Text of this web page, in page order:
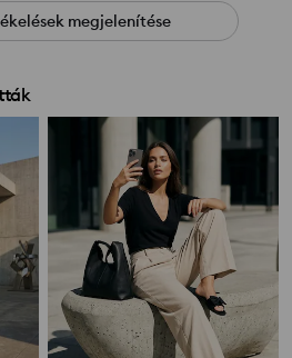
megjelenítése